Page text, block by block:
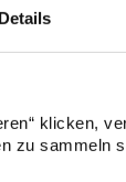
Details
klicken,
zu sammeln